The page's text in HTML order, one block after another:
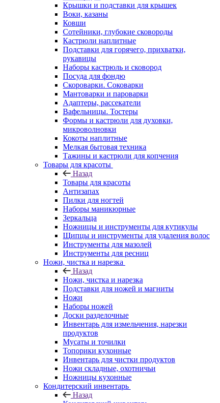
Крышки и подставки для крышек
Воки, казаны
Ковши
Сотейники, глубокие сковороды
Кастрюли наплитные
Подставки для горячего, прихватки,
рукавицы
Наборы кастрюль и сковород
Посуда для фондю
Скороварки. Соковарки
Мантоварки и пароварки
Адаптеры, рассекатели
Вафельницы. Тостеры
Формы и кастрюли для духовки,
микроволновки
Кокоты наплитные
Мелкая бытовая техника
Тажины и кастрюли для копчения
Товары для красоты
Назад
Товары для красоты
Антизапах
Пилки для ногтей
Наборы маникюрные
Зеркальца
Ножницы и инструменты для кутикулы
Щипцы и инструменты для удаления волос
Инструменты для мазолей
Инструменты для ресниц
Ножи, чистка и нарезка
Назад
Ножи, чистка и нарезка
Подставки для ножей и магниты
Ножи
Наборы ножей
Доски разделочные
Инвентарь для измельчения, нарезки
продуктов
Мусаты и точилки
Топорики кухонные
Инвентарь для чистки продуктов
Ножи складные, охотничьи
Ножницы кухонные
Кондитерский инвентарь
Назад